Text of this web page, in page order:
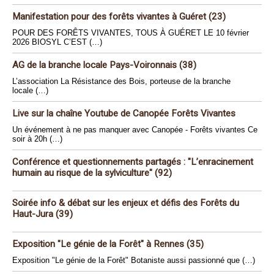
Manifestation pour des forêts vivantes à Guéret (23)
POUR DES FORÊTS VIVANTES, TOUS À GUÉRET LE 10 février
2026 BIOSYL C’EST (…)
AG de la branche locale Pays-Voironnais (38)
L’association La Résistance des Bois, porteuse de la branche
locale (…)
Live sur la chaîne Youtube de Canopée Forêts Vivantes
Un événement à ne pas manquer avec Canopée - Forêts vivantes Ce
soir à 20h (…)
Conférence et questionnements partagés : "L’enracinement
humain au risque de la sylviculture" (92)
Soirée info & débat sur les enjeux et défis des Forêts du
Haut-Jura (39)
Exposition "Le génie de la Forêt" à Rennes (35)
Exposition "Le génie de la Forêt" Botaniste aussi passionné que (…)